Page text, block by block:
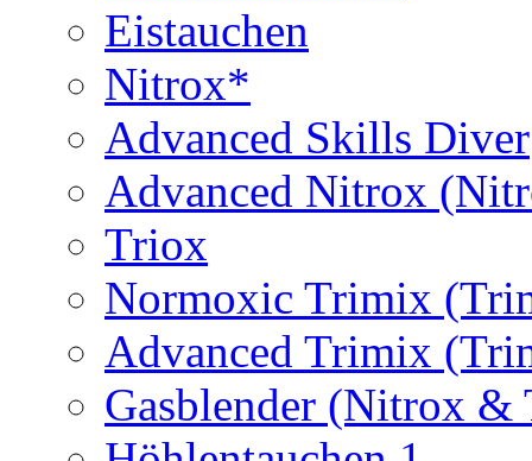
Eistauchen
Nitrox*
Advanced Skills Diver
Advanced Nitrox
Triox
Normoxic Trimix
Advanced Trimix
Gasblender (Nitrox